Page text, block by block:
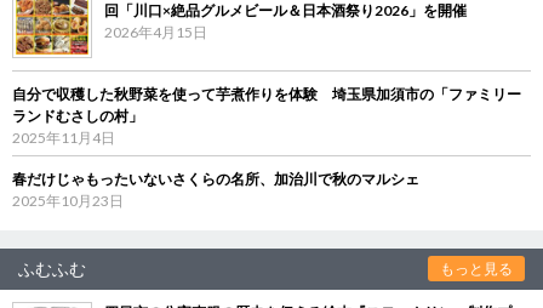
回「川口×絶品グルメビール＆日本酒祭り2026」を開催
2026年4月15日
自分で収穫した秋野菜を使って芋煮作りを体験 埼玉県加須市の「ファミリー
ランドむさしの村」
2025年11月4日
春だけじゃもったいないさくらの名所、加治川で秋のマルシェ
2025年10月23日
ふむふむ もっと見る